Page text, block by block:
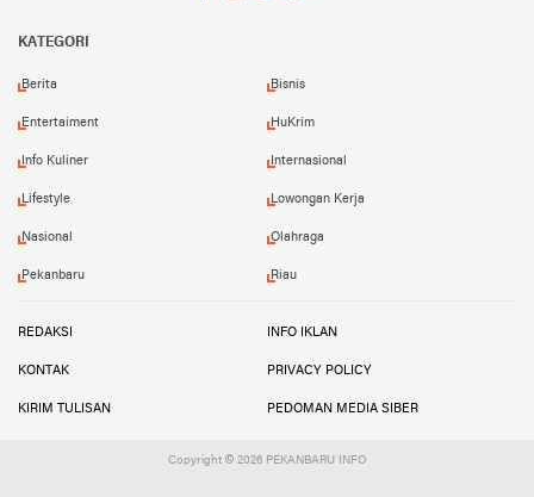
KATEGORI
Berita Bisnis
Entertaiment HuKrim
Info Kuliner Internasional
Lifestyle Lowongan Kerja
Nasional Olahraga
Pekanbaru Riau
REDAKSI INFO IKLAN
KONTAK PRIVACY POLICY
KIRIM TULISAN PEDOMAN MEDIA SIBER
Copyright © 2026 PEKANBARU INFO